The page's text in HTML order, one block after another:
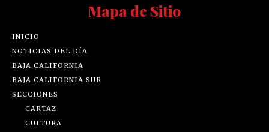
Mapa de Sitio
INICIO
NOTICIAS DEL DÍA
BAJA CALIFORNIA
BAJA CALIFORNIA SUR
SECCIONES
CARTAZ
CULTURA